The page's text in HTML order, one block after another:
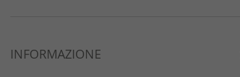
INFORMAZIONE